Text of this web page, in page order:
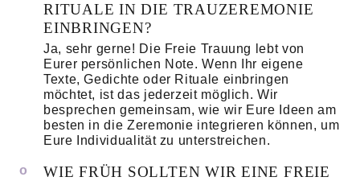
RITUALE IN DIE TRAUZEREMONIE
EINBRINGEN?
Ja, sehr gerne! Die Freie Trauung lebt von
Eurer persönlichen Note. Wenn Ihr eigene
Texte, Gedichte oder Rituale einbringen
möchtet, ist das jederzeit möglich. Wir
besprechen gemeinsam, wie wir Eure Ideen am
besten in die Zeremonie integrieren können, um
Eure Individualität zu unterstreichen.
WIE FRÜH SOLLTEN WIR EINE FREIE